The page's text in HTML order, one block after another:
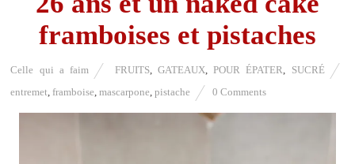
framboises et pistaches
Celle qui a faim FRUITS, GATEAUX ,POUR ÉPATER
SUCRÉ
entremet framboise ,mascarpone ,pistache 0 Comments